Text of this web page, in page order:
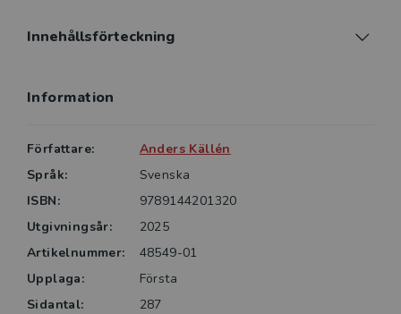
av Maxwells ekvationer.
Innehållsförteckning
Information
Författare:
Anders Källén
Språk:
Svenska
ISBN:
9789144201320
Utgivningsår:
2025
Artikelnummer:
48549-01
Upplaga:
Första
Sidantal:
287